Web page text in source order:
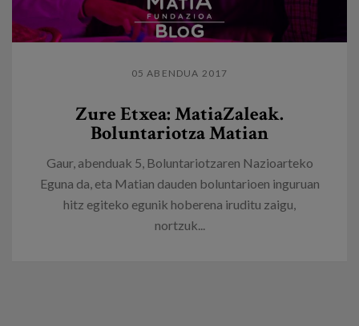
05 ABENDUA 2017
Zure Etxea: MatiaZaleak.
Boluntariotza Matian
Gaur, abenduak 5, Boluntariotzaren Nazioarteko
Eguna da, eta Matian dauden boluntarioen inguruan
hitz egiteko egunik hoberena iruditu zaigu,
nortzuk...